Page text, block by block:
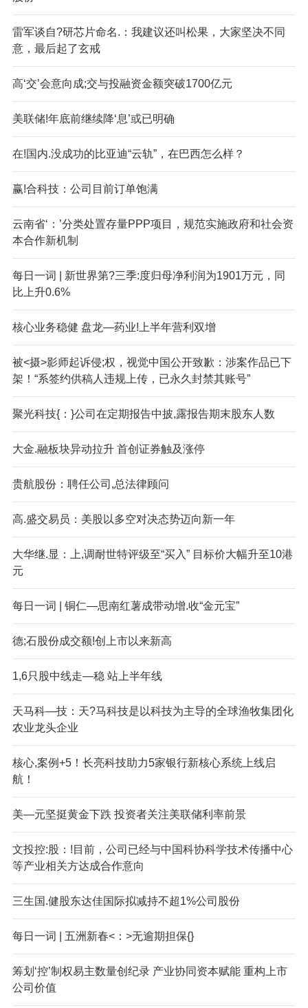
雷军谈自?研芯片命名.：我建议还叫松果，大家坚决不同
意，最后起了玄戒
高‘交’会意向成;交与投融资金额突破1700亿元
美联储!年底前继续降‘息’或已明确
在!国内.没成功的比亚迪“云轨”，在巴西怎么样？
赢!合科技：公司目前订单饱满
云南省‘：’分类处置存量PPP项目，规范实施政府和社会资
本合作新机制
每日一词 | 新世界第?三季:度归母净利润为1901万元，同
比上升0.6%
核心业务稳健 盘龙—药业!上半年营利双增
被<摄>影师起诉侵;权，视觉中国公开致歉：涉案作品已下
架！“系签约供稿人违规上传，已永久封禁其账号”
聚光科技{：}公司在定期报告中披,露报告期末股东人数
大金.融板块异动拉升 首创证券触及涨停
贵航股份：聘任公司,总法律顾问
高.盛交易员：美股以多空对决态势迈向新一年
大华继.显：上,调耐世特评级至“买入” 目标价大幅升至10港
元
每日一词 | 铜仁—思南红薯成带动增.收“金元宝”
德;石股份成交额!创上市以来新高
1,6只股中线走—稳 站上半年线
天马科—技：天?马科技是以科技为主导的全球渔牧集团化
农业龙头企业
核心,案例+5！长亮科技助力5家银行新核心系统上线启
航！
美—元坚挺黄金下跌 投资者关注美联储利率前景
文投控:股：!目前，公司已经与中国科协科学技术传播中心
等产业相关方达成合作意向
三生国.健股东达佳国际拟减持不超1%公司股份
每日一词 | 五洲新春<：>无逾期担保{}
筹划‘控’制权易主数量创纪录 产业协同资本赋能 重构上市
公司价值